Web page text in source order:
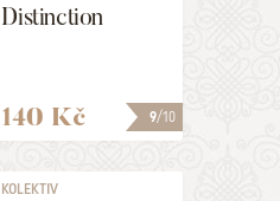
9/10
Distinction
140 Kč
KOLEKTIV